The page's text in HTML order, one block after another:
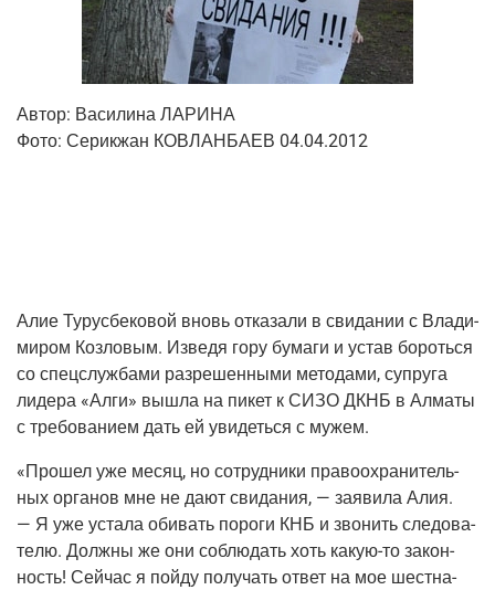
Автор: Васи­ли­на ЛАРИНА
Фото: Сери­к­жан КОВЛАНБАЕВ 04.04.2012
Алие Туру­с­бе­ко­вой вновь отка­за­ли в сви­да­нии с Вла­ди­
ми­ром Коз­ло­вым. Изве­дя гору бума­ги и устав бороть­ся
со спец­служ­ба­ми раз­ре­шен­ны­ми мето­да­ми, супру­га
лиде­ра «Алги» вышла на пикет к СИЗО ДКНБ в Алма­ты
с тре­бо­ва­ни­ем дать ей уви­деть­ся с мужем.
«Про­шел уже месяц, но сотруд­ни­ки пра­во­охра­ни­тель­
ных орга­нов мне не дают сви­да­ния, — заяви­ла Алия.
— Я уже уста­ла оби­вать поро­ги КНБ и зво­нить сле­до­ва­
те­лю. Долж­ны же они соблю­дать хоть какую-то закон­
ность! Сей­час я пой­ду полу­чать ответ на мое шест­на­